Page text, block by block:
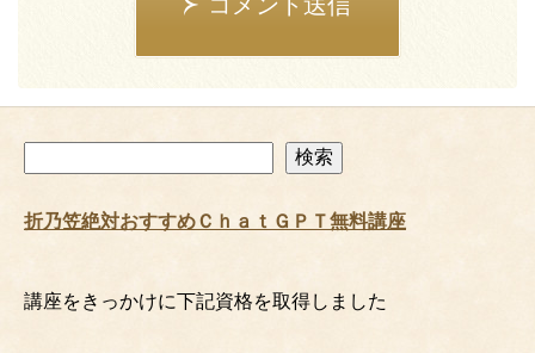
索
検索
折乃笠絶対おすすめＣｈａｔＧＰＴ無料講座
講座をきっかけに下記資格を取得しました